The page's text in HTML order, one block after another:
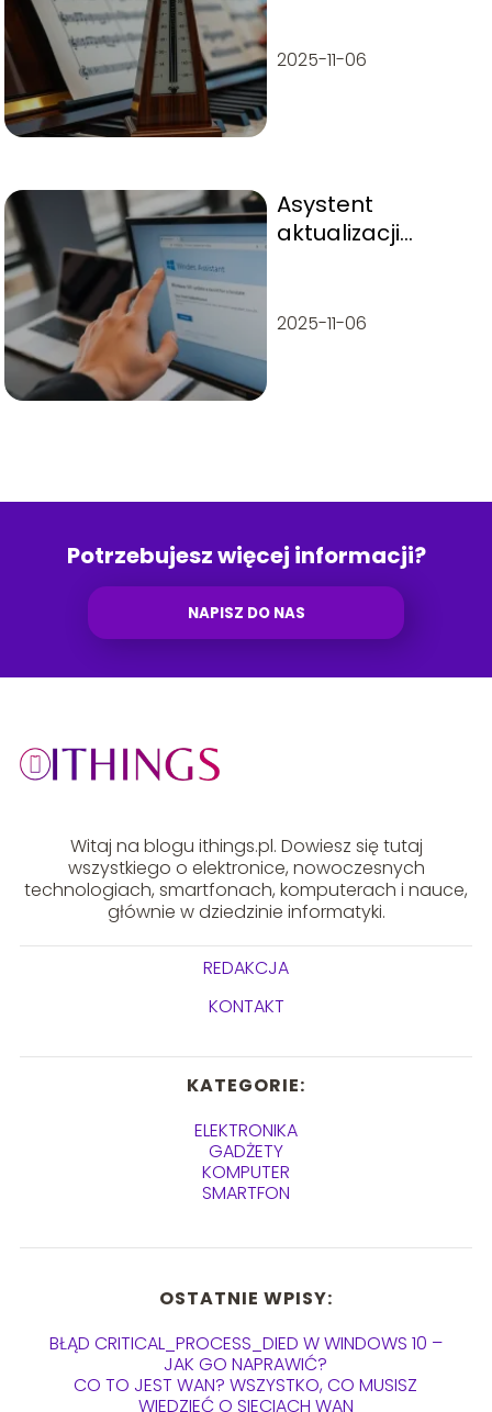
zastosowanie
2025-11-06
Asystent
aktualizacji
oferuje?
2025-11-06
Potrzebujesz więcej informacji?
NAPISZ DO NAS
Witaj na blogu ithings.pl. Dowiesz się tutaj
wszystkiego o elektronice, nowoczesnych
technologiach, smartfonach, komputerach i nauce,
głównie w dziedzinie informatyki.
REDAKCJA
KONTAKT
KATEGORIE:
ELEKTRONIKA
GADŻETY
KOMPUTER
SMARTFON
OSTATNIE WPISY:
BŁĄD CRITICAL_PROCESS_DIED W WINDOWS 10 –
JAK GO NAPRAWIĆ?
CO TO JEST WAN? WSZYSTKO, CO MUSISZ
WIEDZIEĆ O SIECIACH WAN